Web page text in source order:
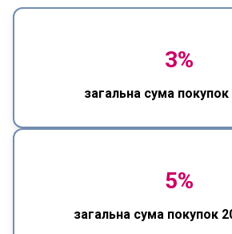
3%
загальна сума покупок
5%
загальна сума покупок